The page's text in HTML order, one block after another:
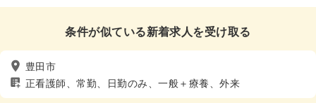
条件が似ている新着求人を受け取る
豊田市
正看護師、常勤、日勤のみ、一般＋療養、外来